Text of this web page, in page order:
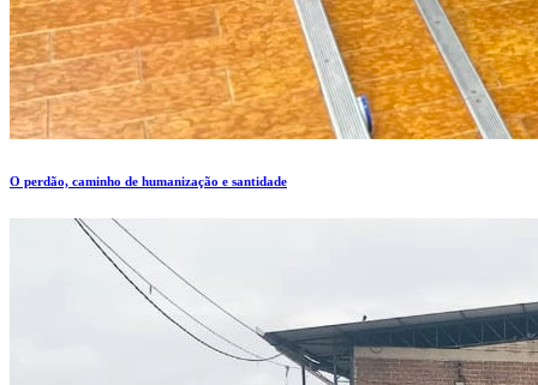
O perdão, caminho de humanização e santidade